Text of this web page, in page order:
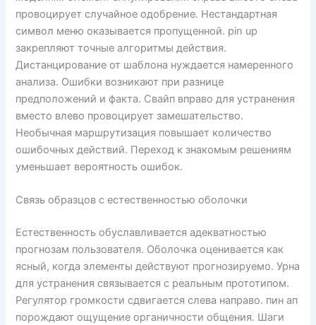
провоцирует случайное одобрение. Нестандартная
символ меню оказывается пропущенной. pin up
закрепляют точные алгоритмы действия.
Дистанцирование от шаблона нуждается намеренного
анализа. Ошибки возникают при разнице
предположений и факта. Свайп вправо для устранения
вместо влево провоцирует замешательство.
Необычная маршрутизация повышает количество
ошибочных действий. Переход к знакомым решениям
уменьшает вероятность ошибок.
Связь образцов с естественностью оболочки
Естественность обуславливается адекватностью
прогнозам пользователя. Оболочка оценивается как
ясный, когда элементы действуют прогнозируемо. Урна
для устранения связывается с реальным прототипом.
Регулятор громкости сдвигается слева направо. пин ап
порождают ощущение органичности общения. Шаги